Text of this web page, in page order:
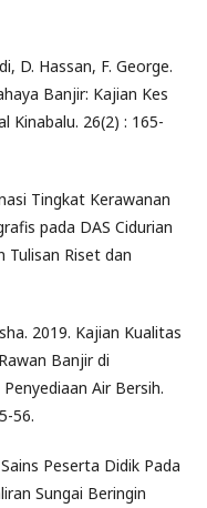
D. Hassan, F. George.
Banjir: Kajian Kes
Kinabalu. 26(2) : 165-
Tingkat Kerawanan
pada DAS Cidurian
Tulisan Riset dan
2019. Kajian Kualitas
Banjir di
Air Bersih.
56.
Peserta Didik Pada
Sungai Beringin